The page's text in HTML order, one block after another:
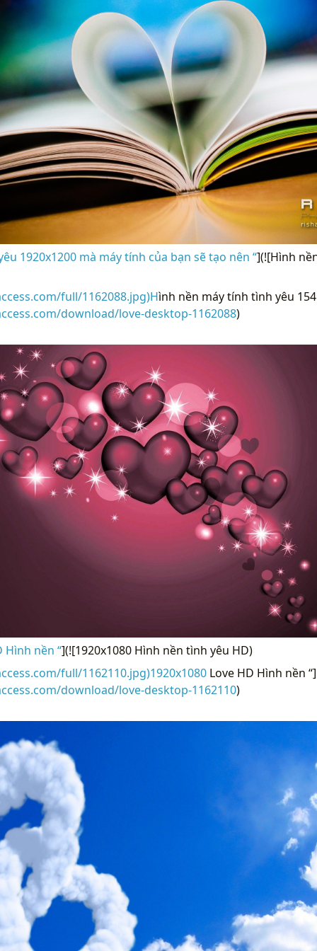
1920x1200 mà máy tính của bạn sẽ tạo nên “](![Hình
full/1162088.jpg)Hình nền máy tính tình yêu
download/love-desktop-1162088)
Hình nền “](![1920x1080 Hình nền tình yêu HD)
full/1162110.jpg)1920x1080Love HD Hình nền “]
download/love-desktop-1162110)